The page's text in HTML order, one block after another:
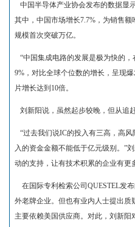
中国半导体产业协会发布的数据显
其中，中国市场增长7.7%，为销售
规模首次突破万亿。
“中国集成电路的发展是极为快的，
9%，对比全球个位数的增长，呈现
片增长达到10倍。
刘新阳说，虽然起步较晚，但从追
“过去我们说IC的投入有三高，高
入的资金金额不能低于亿元级别。”
动的支持，让有技术积累的企业有更
在国际专利检索公司QUESTEL发
外老牌企业。但也有业内人士提出
主要依赖美国供应商。对此，刘新